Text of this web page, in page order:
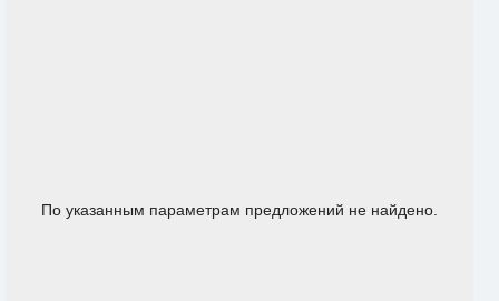
По указанным параметрам предложений не найдено.